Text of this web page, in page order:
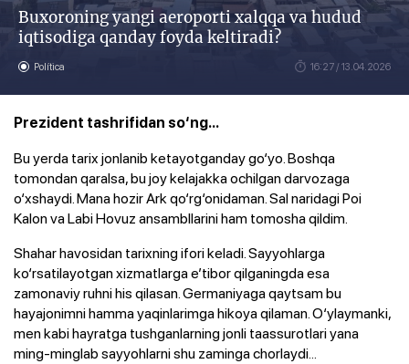
Buxoroning yangi aeroporti xalqqa va hudud
iqtisodiga qanday foyda keltiradi?
Política 16:27 / 13.04.2026
Prezident tashrifidan so‘ng...
Bu yerda tarix jonlanib ketayotganday go‘yo. Boshqa
tomondan qaralsa, bu joy kelajakka ochilgan darvozaga
o‘xshaydi. Mana hozir Ark qo‘rg‘onidaman. Sal naridagi Poi
Kalon va Labi Hovuz ansambllarini ham tomosha qildim.
Shahar havosidan tarixning ifori keladi. Sayyohlarga
ko‘rsatilayotgan xizmatlarga e’tibor qilganingda esa
zamonaviy ruhni his qilasan. Germaniyaga qaytsam bu
hayajonimni hamma yaqinlarimga hikoya qilaman. O‘ylaymanki,
men kabi hayratga tushganlarning jonli taassurotlari yana
ming-minglab sayyohlarni shu zaminga chorlaydi...